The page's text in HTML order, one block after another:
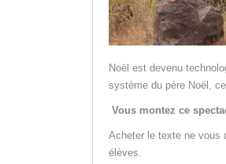
Noël est devenu
système du père Noël,
Vous montez ce
Acheter le texte ne vous
élèves.